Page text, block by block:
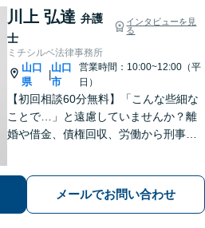
川上 弘達 弁護
士
インタビューを見
る
ミチシルベ法律事務所
山口
県
|
山口
市
営業時間：10:00~12:00（平
日）
【初回相談60分無料】「こんな些細な
ことで…」と遠慮していませんか？離
婚や借金、債権回収、労働から刑事事
ています。どんな小さなお悩みでも誠
心誠意お伺いいたします。気軽にご相
メールでお問い合わせ